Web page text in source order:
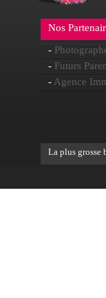
Nos
-
- Futurs
- Agence
La plus grosse